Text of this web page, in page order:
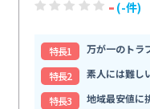
- (-件)
特⻑1
万が一のトラ
特⻑2
素人には難し
特⻑3
地域最安値に